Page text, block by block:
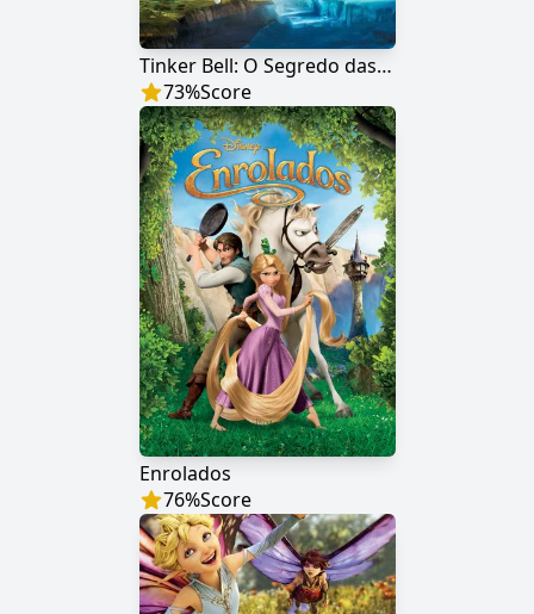
Tinker Bell: O Segredo das Fadas
73%Score
Enrolados
76%Score